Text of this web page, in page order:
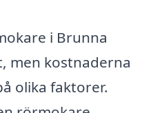
i Brunna
men kostnaderna
olika faktorer.